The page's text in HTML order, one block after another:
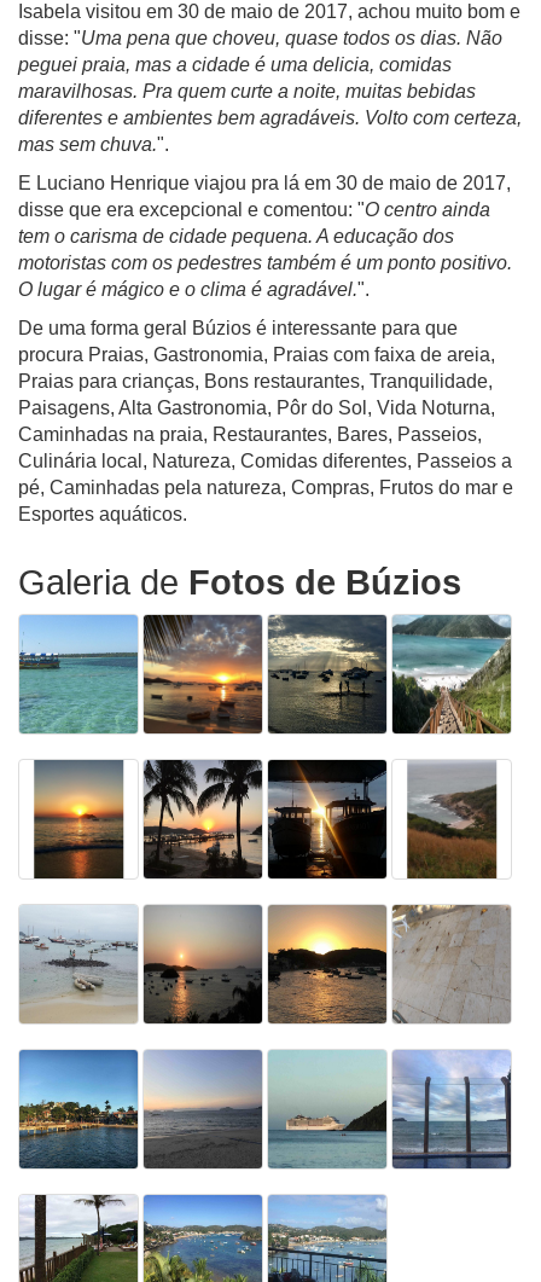
Isabela visitou em 30 de maio de 2017, achou muito bom e
disse: "Uma pena que choveu, quase todos os dias. Não
peguei praia, mas a cidade é uma delicia, comidas
maravilhosas. Pra quem curte a noite, muitas bebidas
diferentes e ambientes bem agradáveis. Volto com certeza,
mas sem chuva.".
E Luciano Henrique viajou pra lá em 30 de maio de 2017,
disse que era excepcional e comentou: "O centro ainda
tem o carisma de cidade pequena. A educação dos
motoristas com os pedestres também é um ponto positivo.
O lugar é mágico e o clima é agradável.".
De uma forma geral Búzios é interessante para que
procura Praias, Gastronomia, Praias com faixa de areia,
Praias para crianças, Bons restaurantes, Tranquilidade,
Paisagens, Alta Gastronomia, Pôr do Sol, Vida Noturna,
Caminhadas na praia, Restaurantes, Bares, Passeios,
Culinária local, Natureza, Comidas diferentes, Passeios a
pé, Caminhadas pela natureza, Compras, Frutos do mar e
Esportes aquáticos.
Galeria de Fotos de Búzios